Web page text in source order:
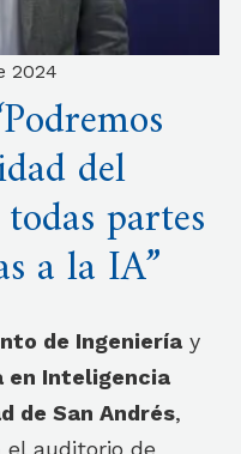
2024
del
partes
a la IA”
de Ingeniería y
en Inteligencia
de San Andrés,
el auditorio de